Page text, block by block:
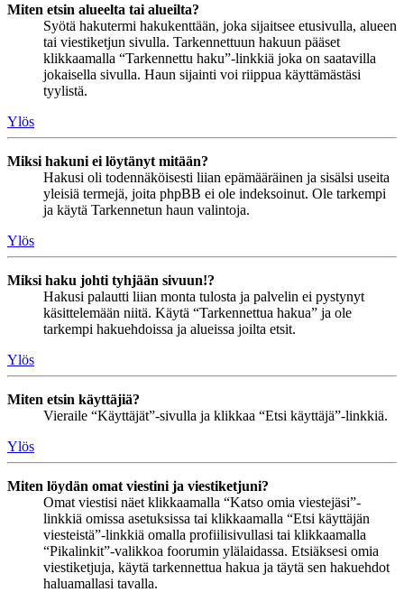
Miten etsin alueelta tai alueilta?
Syötä hakutermi hakukenttään, joka sijaitsee etusivulla, alueen
tai viestiketjun sivulla. Tarkennettuun hakuun pääset
klikkaamalla “Tarkennettu haku”-linkkiä joka on saatavilla
jokaisella sivulla. Haun sijainti voi riippua käyttämästäsi
tyylistä.
Ylös
Miksi hakuni ei löytänyt mitään?
Hakusi oli todennäköisesti liian epämääräinen ja sisälsi useita
yleisiä termejä, joita phpBB ei ole indeksoinut. Ole tarkempi
ja käytä Tarkennetun haun valintoja.
Ylös
Miksi haku johti tyhjään sivuun!?
Hakusi palautti liian monta tulosta ja palvelin ei pystynyt
käsittelemään niitä. Käytä “Tarkennettua hakua” ja ole
tarkempi hakuehdoissa ja alueissa joilta etsit.
Ylös
Miten etsin käyttäjiä?
Vieraile “Käyttäjät”-sivulla ja klikkaa “Etsi käyttäjä”-linkkiä.
Ylös
Miten löydän omat viestini ja viestiketjuni?
Omat viestisi näet klikkaamalla “Katso omia viestejäsi”-
linkkiä omissa asetuksissa tai klikkaamalla “Etsi käyttäjän
viesteistä”-linkkiä omalla profiilisivullasi tai klikkaamalla
“Pikalinkit”-valikkoa foorumin ylälaidassa. Etsiäksesi omia
viestiketjuja, käytä tarkennettua hakua ja täytä sen hakuehdot
haluamallasi tavalla.